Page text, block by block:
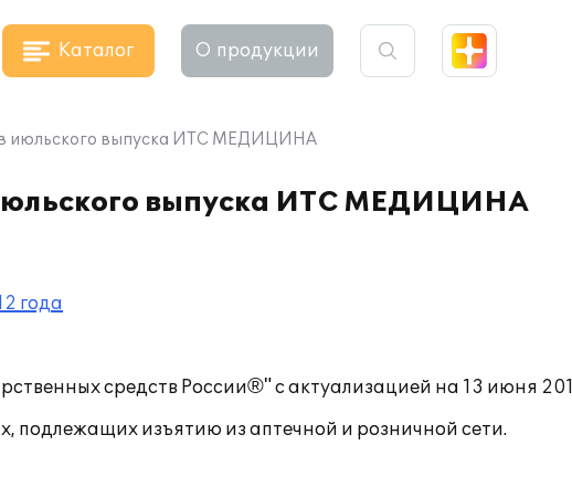
Каталог О продукции
июльского выпуска ИТС МЕДИЦИНА
выпуска ИТС МЕДИЦИНА
года
средств России®" с актуализацией на 13 июня
подлежащих изъятию из аптечной и розничной сети.